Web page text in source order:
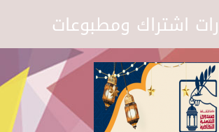
اشتراك ومطبوعات